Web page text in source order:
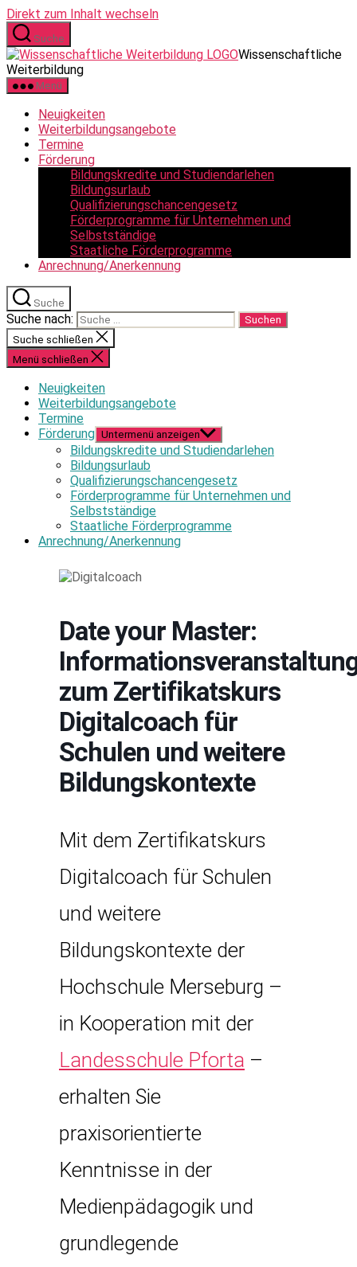
Direkt zum Inhalt wechseln
Suche
Wissenschaftliche
Weiterbildung
Menü
Neuigkeiten
Weiterbildungsangebote
Termine
Förderung
Bildungskredite und Studiendarlehen
Bildungsurlaub
Qualifizierungschancengesetz
Förderprogramme für Unternehmen und
Selbstständige
Staatliche Förderprogramme
Anrechnung/Anerkennung
Suche
Suche nach:
Suche schließen
Menü schließen
Neuigkeiten
Weiterbildungsangebote
Termine
Förderung Untermenü anzeigen
Bildungskredite und Studiendarlehen
Bildungsurlaub
Qualifizierungschancengesetz
Förderprogramme für Unternehmen und
Selbstständige
Staatliche Förderprogramme
Anrechnung/Anerkennung
Date your Master:
zum Zertifikatskurs
Digitalcoach für
Schulen und weitere
Bildungskontexte
Mit dem Zertifikatskurs
Digitalcoach für Schulen
und weitere
Bildungskontexte der
Hochschule Merseburg –
in Kooperation mit der
Landesschule Pforta –
erhalten Sie
praxisorientierte
Kenntnisse in der
Medienpädagogik und
grundlegende